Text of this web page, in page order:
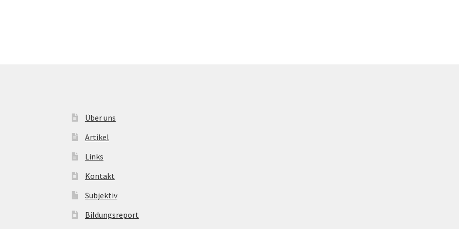
Über uns
Artikel
Links
Kontakt
Subjektiv
Bildungsreport